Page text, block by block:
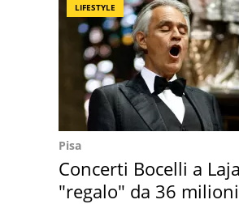
LIFESTYLE
Pisa
Concerti Bocelli a
"regalo" da 36